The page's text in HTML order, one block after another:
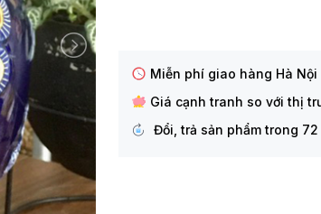
Miễn phí giao hàng Hà
Giá cạnh tranh so với thị
Đổi, trả sản phẩm trong